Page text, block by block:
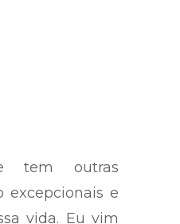
tem outras